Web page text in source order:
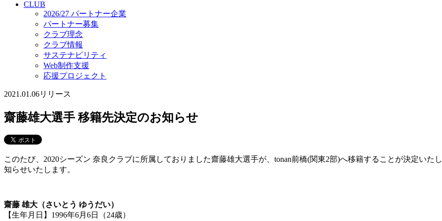
CLUB
2026/27 パートナー企業
パートナー募集
クラブ理念
クラブ情報
サステナビリティ
Web制作支援
応援プロジェクト
2021.01.06リリース
齋藤雄大選手 移籍先決定のお知らせ
このたび、2020シーズン 奈良クラブに所属しておりました齋藤雄大選手が、tonan前橋(関東2部)へ移籍することが決定いた
知らせいたします。
齋藤 雄大（さいとう ゆうだい）
【生年月日】1996年6月6日（24歳）